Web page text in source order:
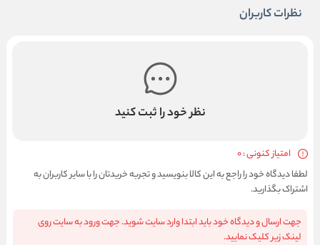
نظرات کاربران
نظر خود را ثبت کنید
امتیاز کنونی : 0
لطفا دیدگاه خود را راجع به این کالا بنویسید و تجربه خریدتان را با سایر کاربران به
اشتراک بگذارید.
جهت ارسال و دیدگاه خود باید ابتدا وارد سایت شوید. جهت ورود به سایت روی
لینک زیر کلیک نمایید.